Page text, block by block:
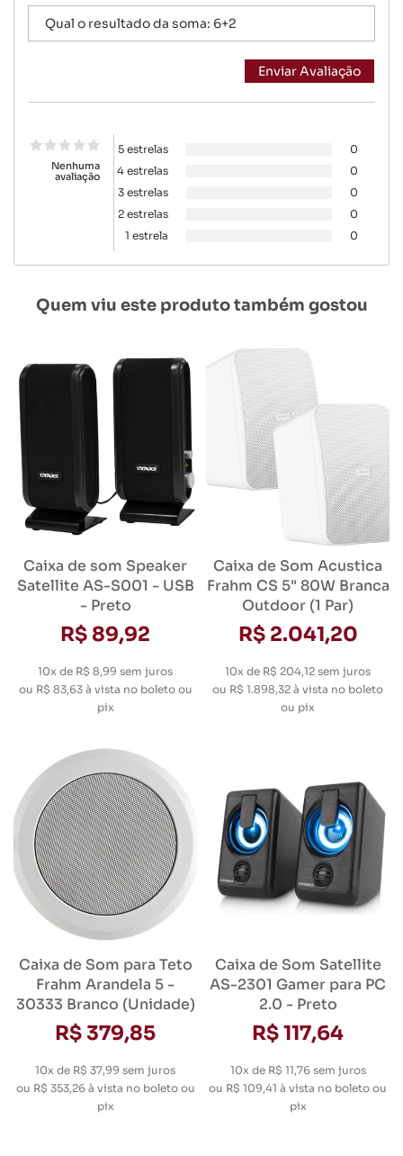
Nenhuma
avaliação
5 estrelas
0
4 estrelas
0
3 estrelas
0
2 estrelas
0
1 estrela
0
Quem viu este produto também gostou
Caixa de som Speaker
Satellite AS-S001 - USB
- Preto
R$ 89,92
10x de R$ 8,99 sem juros
ou R$ 83,63à vista no boleto ou
pix
Caixa de Som Acustica
Frahm CS 5" 80W Branca
Outdoor (1 Par)
R$ 2.041,20
10x de R$ 204,12 sem juros
ou R$ 1.898,32 à vista no boleto
ou pix
Caixa de Som para Teto
Frahm Arandela 5 -
30333 Branco (Unidade)
R$ 379,85
10x de R$ 37,99 sem juros
ou R$ 353,26à vista no boleto ou
pix
Caixa de Som Satellite
AS-2301 Gamer para PC
2.0 - Preto
R$ 117,64
10x de R$ 11,76 sem juros
ou R$ 109,41 à vista no boleto ou
pix